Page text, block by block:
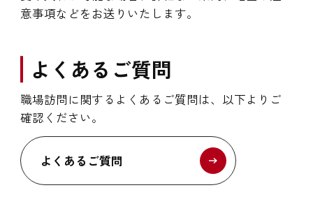
意事項などをお送りいたします。
よくあるご質問
職場訪問に関するよくあるご質問は、以下よりご
確認ください。
よくあるご質問